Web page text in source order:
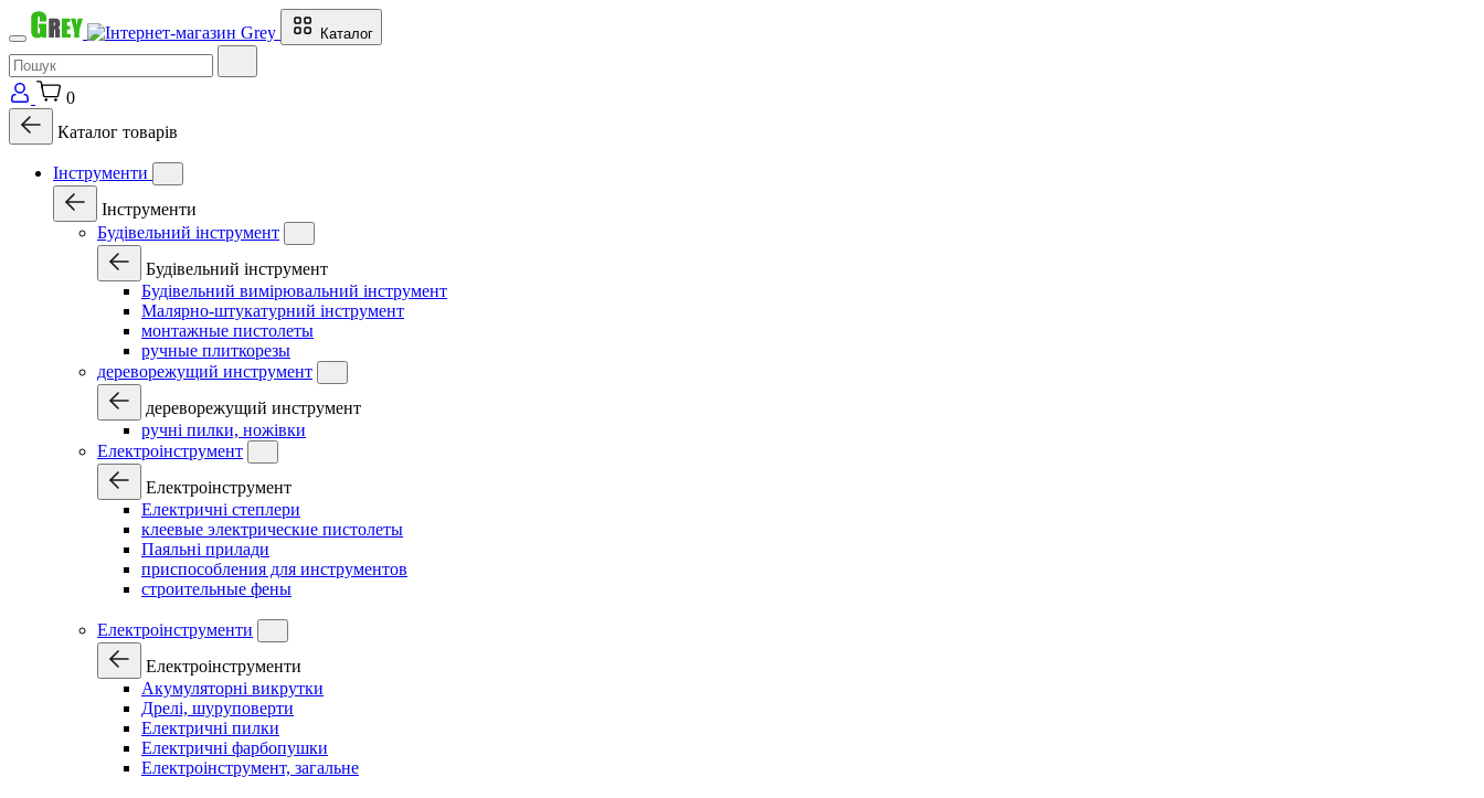
Каталог
0
Каталог товарів
Інструменти
Інструменти
Будівельний інструмент
Будівельний інструмент
Будівельний вимірювальний інструмент
Малярно-штукатурний інструмент
монтажные пистолеты
ручные плиткорезы
дереворежущий инструмент
дереворежущий инструмент
ручні пилки, ножівки
Електроінструмент
Електроінструмент
Електричні степлери
клеевые электрические пистолеты
Паяльні прилади
приспособления для инструментов
строительные фены
Електроінструменти
Електроінструменти
Акумуляторні викрутки
Дрелі, шуруповерти
Електричні пилки
Електричні фарбопушки
Електроінструмент, загальне